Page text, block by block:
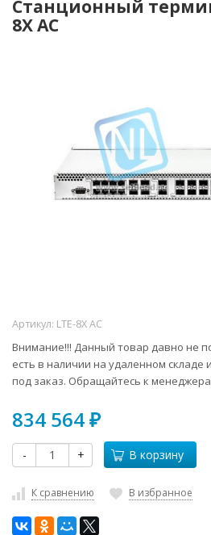
Станционный
8X AC
Артикул: LTE-8X AC
Внимание!!! Данный товар давно не
есть в наличии на удаленном складе
под заказ. Обращайтесь к
834 564 ₽
- + В корзину
К сравнению В избранное